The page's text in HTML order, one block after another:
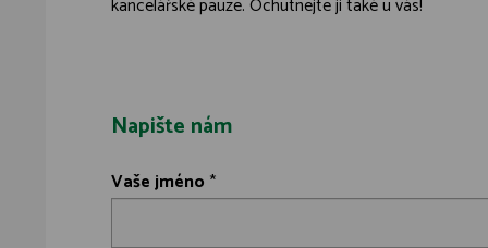
kancelářské pauze. Ochutnejte ji také u vás!
Napište nám
Vaše jméno *